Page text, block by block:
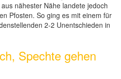
nähester Nähe landete jedoch
Pfosten. So ging es mit einem für
2-2 Unentschieden in
Spechte gehen